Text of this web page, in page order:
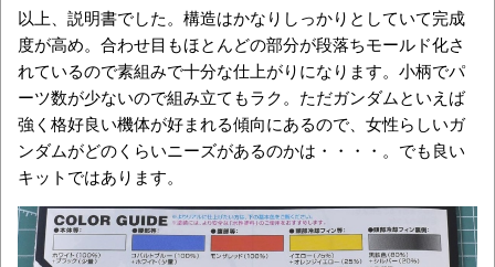
以上、説明書でした。構造はかなりしっかりとしていて完成
度が高め。合わせ目もほとんどの部分が段落ちモールド化さ
れているので素組みで十分な仕上がりになります。小柄でパ
ーツ数が少ないので組み立てもラク。ただガンダムといえば
強く格好良い機体が好まれる傾向にあるので、女性らしいガ
ンダムがどのくらいニーズがあるのかは・・・・。でも良い
キットではあります。